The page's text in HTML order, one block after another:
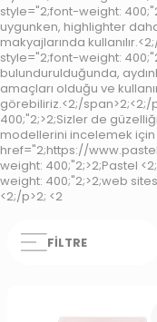
style="2;font-weight:
uygunken, highlighter
makyajlarında
style="2;font-weight:
bulundurulduğunda,
amaçları olduğu ve
görebiliriz.<2;/span>2;<2;/
400;"2;>2;Sizler de
modellerini incelemek için
href="2;https://
weight: 400;"2;>2;Pastel
weight: 400;"2;>2;web
<2;/p>2; <2
FILTRE